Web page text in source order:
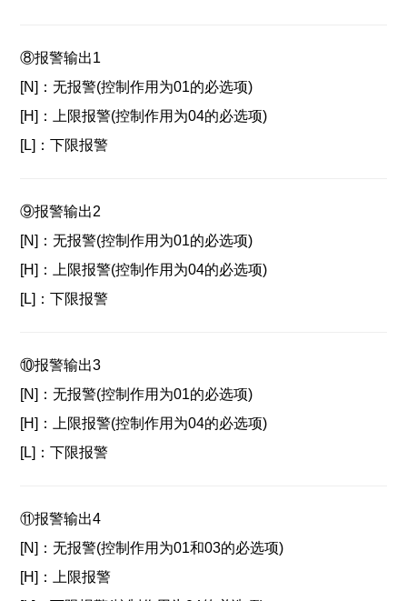
⑧报警输出1
[N]：无报警(控制作用为01的必选项)
[H]：
上限报警(控制作用为04的必选项)
[L]：下限报警
⑨报警输出2
[N]：无报警(控制作用为01的必选项)
[H]：上限报警(控制作用为04的必选项)
[L]：下限报警
⑩报警输出3
[N]：无报警(控制作用为01的必选项)
[H]：
上限报警(控制作用为04的必选项)
[L]：下限报警
⑪报警输出4
[N]：无报警(控制作用为01和03的必选项)
[H]：
上限报警